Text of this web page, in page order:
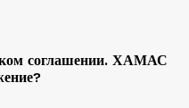
соглашении. ХАМАС